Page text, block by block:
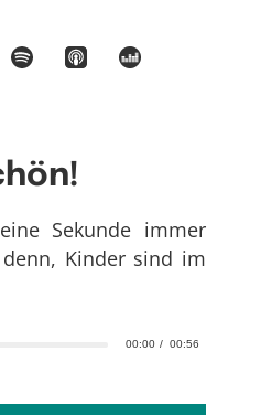
00:00 00:56
Sekunde immer
Kinder sind im